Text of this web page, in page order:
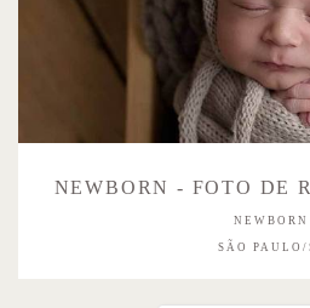
NEWBORN - FOTO DE
NEWBORN
SÃO PAULO/